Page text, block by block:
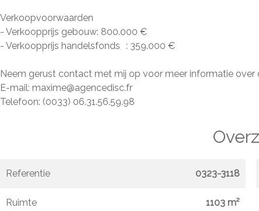
Verkoopvoorwaarden
- Verkoopprijs gebouw: 800.000 €
- Verkoopprijs handelsfonds : 359.000 €
Neem gerust contact met mij op voor meer informatie over
E-mail: maxime@agencedisc.fr
Telefoon: (0033) 06.31.56.59.98
Referentie 0323-3118
Ruimte 1103 m²